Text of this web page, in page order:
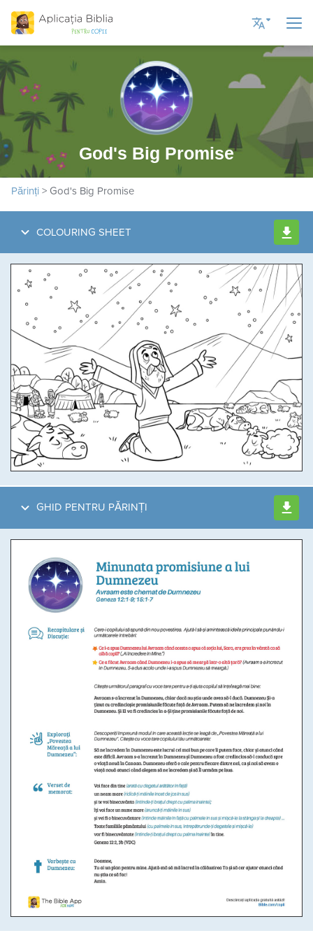
English UK
English US
Current Language
Ukrainian
God's Big Promise
Părinți > God's Big Promise
COLOURING SHEET
GHID PENTRU PĂRINȚI